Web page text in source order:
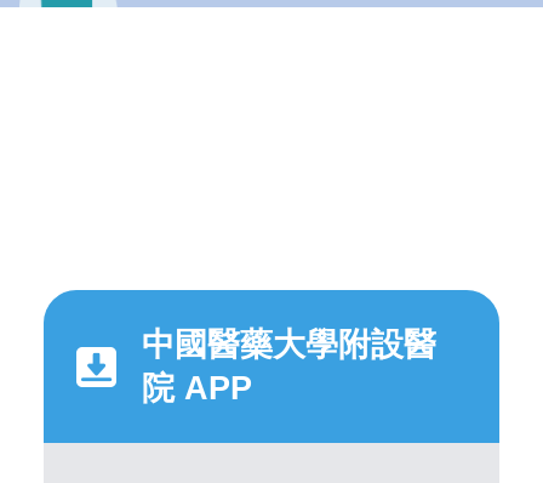
中國醫藥大學附設醫
院 APP